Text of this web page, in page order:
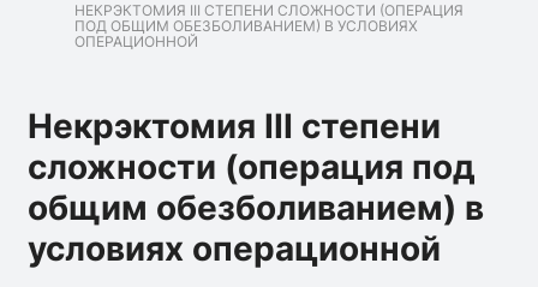
НЕКРЭКТОМИЯ IІІ СТЕПЕНИ СЛОЖНОСТИ (ОПЕРАЦИЯ
ПОД ОБЩИМ ОБЕЗБОЛИВАНИЕМ) В УСЛОВИЯХ
ОПЕРАЦИОННОЙ
Некрэктомия IІІ степени
сложности (операция под
общим обезболиванием) в
условиях операционной